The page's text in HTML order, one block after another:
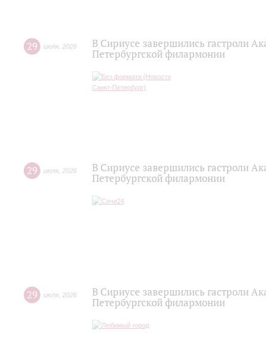
29 июля 2026
В Сириусе завершились гастроли
Петербургской филармонии
29 июля 2026
В Сириусе завершились гастроли
Петербургской филармонии
29 июля 2026
В Сириусе завершились гастроли
Петербургской филармонии